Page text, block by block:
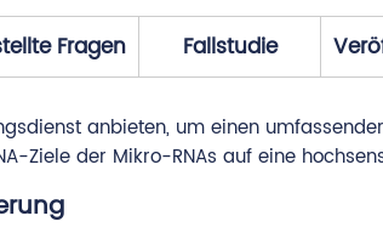
Fragen Fallstudie
anbieten, um einen
Ziele der Mikro-RNAs auf eine